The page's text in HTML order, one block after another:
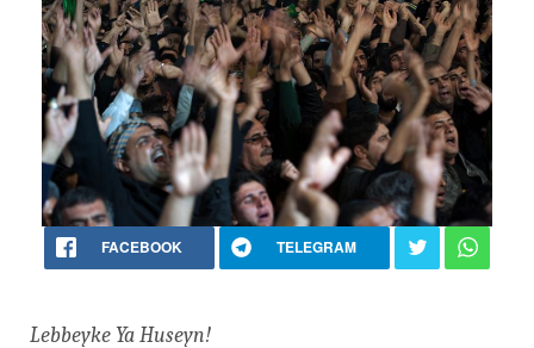
FACEBOOK TELEGRAM
Lebbeyke Ya Huseyn!